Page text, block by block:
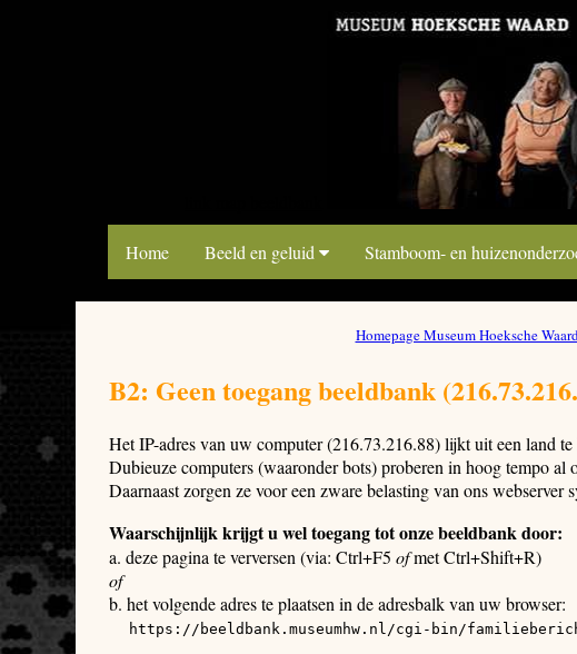
Home Beeld en geluid Stamboom- en
Homepage Museum Hoeksche
B2: Geen toegang beeldbank
Het IP-adres van uw computer (216.73.216.88) lijkt uit een land
Dubieuze computers (waaronder bots) proberen in hoog tempo al
Daarnaast zorgen ze voor een zware belasting van ons webserver
Waarschijnlijk krijgt u wel toegang tot onze beeldbank door:
a. deze pagina te verversen (via: Ctrl+F5 ofmet Ctrl+Shift+R)
of
b. het volgende adres te plaatsen in de adresbalk van uw browser:
https://beeldbank.museumhw.nl/cgi-bin/